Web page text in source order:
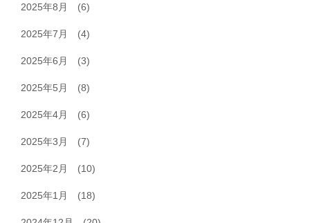
2025年8月 (6)
2025年7月 (4)
2025年6月 (3)
2025年5月 (8)
2025年4月 (6)
2025年3月 (7)
2025年2月 (10)
2025年1月 (18)